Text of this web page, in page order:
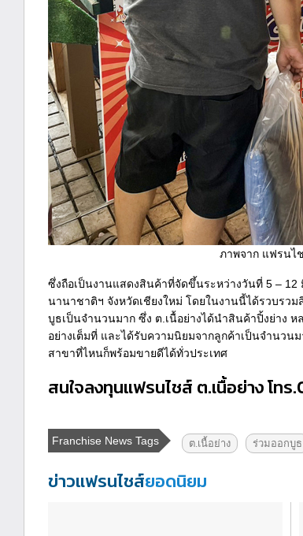
ภาพจาก แฟรนไ
ซึ่งถือเป็นงานแสดงสินค้าที่จัดขึ้นระหว่างวันที่ 5 – 12
นานาชาติฯ จังหวัดเชียงใหม่ โดยในงานนี้ได้รวบรว
บูธเป็นจำนวนมาก ซึ่ง ต.เนื้อย่างได้นำสินค้าปิ้งย่าง
อย่างเต็มที่ และได้รับความนิยมจากลูกค้าเป็นจำนว
สาขาที่ไหนก็พร้อมขายดีได้ทั่วประเทศ
สนใจลงทุนแฟรนไชส์ ต.เนื้อย่าง โท
Franchise News Tags ต.เนื้อย่าง ร่วมออกบูธ
ข่าวแฟรนไชส์ยอดนิยม